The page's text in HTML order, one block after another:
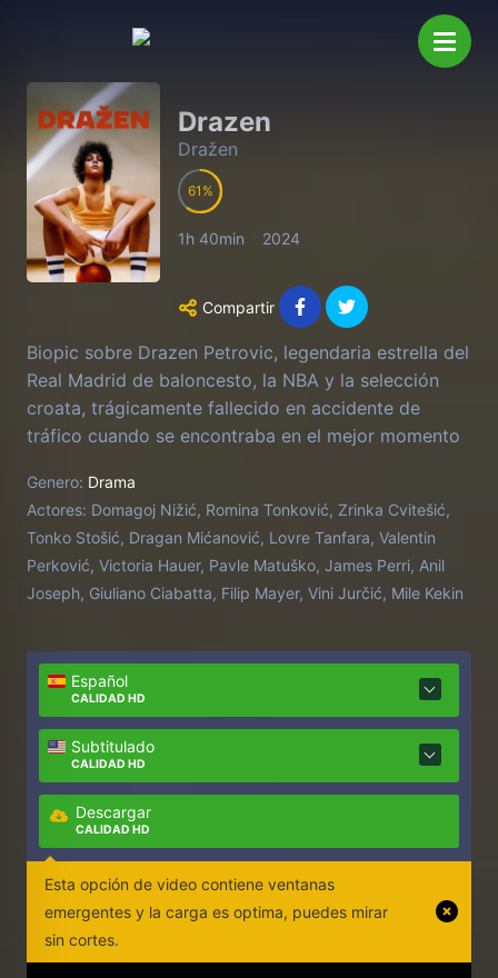
Drazen
Dražen
61
1h 40min 2024
Compartir
Biopic sobre Drazen Petrovic, legendaria estrella del
Real Madrid de baloncesto, la NBA y la selección
croata, trágicamente fallecido en accidente de
tráfico cuando se encontraba en el mejor momento
Genero: Drama
Actores: Domagoj Nižić, Romina Tonković, Zrinka Cvitešić,
Tonko Stošić, Dragan Mićanović, Lovre Tanfara, Valentin
Perković, Victoria Hauer, Pavle Matuško, James Perri, Anil
Joseph, Giuliano Ciabatta, Filip Mayer, Vini Jurčić, Mile Kekin
Español
CALIDAD HD
Subtitulado
CALIDAD HD
Descargar
CALIDAD HD
Esta opción de video contiene ventanas
emergentes y la carga es optima, puedes mirar
sin cortes.